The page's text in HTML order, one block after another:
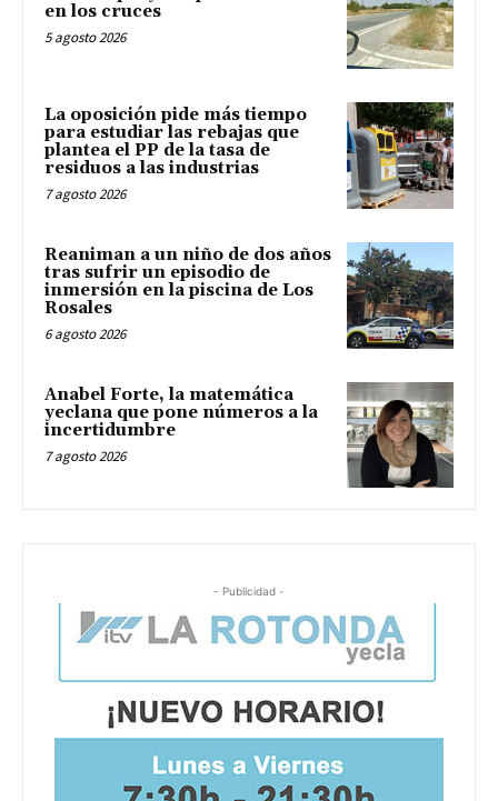
en los cruces
5 agosto 2026
La oposición pide más tiempo
para estudiar las rebajas que
plantea el PP de la tasa de
residuos a las industrias
7 agosto 2026
Reaniman a un niño de dos años
tras sufrir un episodio de
inmersión en la piscina de Los
Rosales
6 agosto 2026
Anabel Forte, la matemática
yeclana que pone números a la
incertidumbre
7 agosto 2026
- Publicidad -